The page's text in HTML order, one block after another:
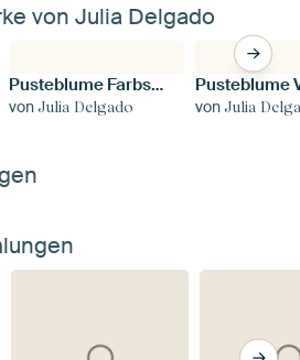
von Julia Delgado
Pusteblume Farbspektrum
vonJulia Delgado vonJulia